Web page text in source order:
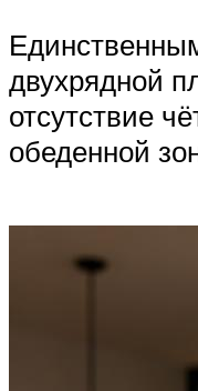
двухрядной
отсутствие
обеденной